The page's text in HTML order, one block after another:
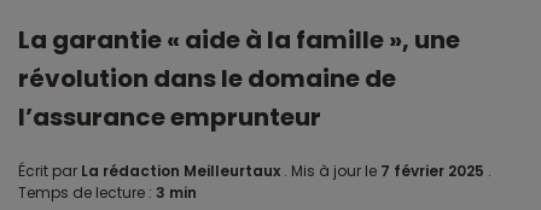
La garantie « aide à la famille », une
révolution dans le domaine de
l’assurance emprunteur
Écrit par La rédaction Meilleurtaux . Mis à jour le 7 février 2025 .
Temps de lecture : 3 min